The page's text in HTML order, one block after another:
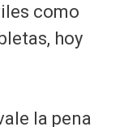
como
hoy
la pena